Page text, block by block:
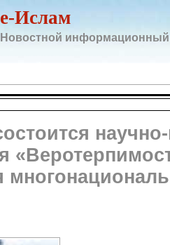
e-Ислам
Новостной информационный